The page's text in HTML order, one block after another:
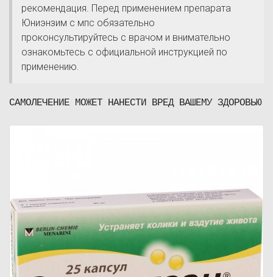
рекомендация. Перед применением препарата
Юниэнзим с мпс обязательно
проконсультируйтесь с врачом и внимательно
ознакомьтесь с официальной инструкцией по
применению.
САМОЛЕЧЕНИЕ МОЖЕТ НАНЕСТИ ВРЕД ВАШЕМУ ЗДОРОВЬЮ